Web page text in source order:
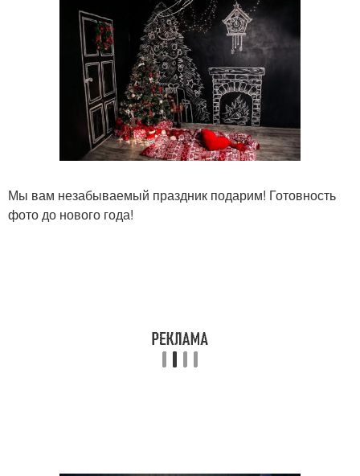
Мы вам незабываемый праздник подарим! Готовность
фото до нового года!